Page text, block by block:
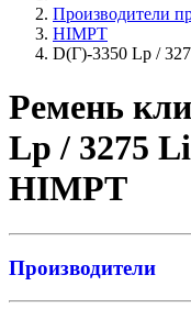
Производители
HIMPT
D(Г)-3350 Lp /
Ремень
Lp / 3275
HIMPT
Производители